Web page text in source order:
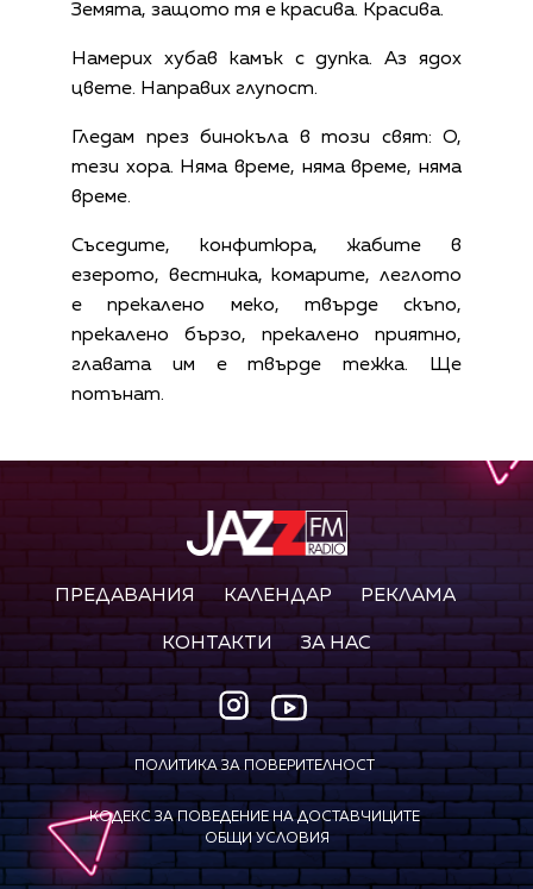
Земята, защото тя е красива. Красива.
Намерих хубав камък с дупка. Аз ядох
цвете. Направих глупост.
Гледам през бинокъла в този свят: О,
тези хора. Няма време, няма време, няма
време.
Съседите, конфитюра, жабите в
езерото, вестника, комарите, леглото
е прекалено меко, твърде скъпо,
прекалено бързо, прекалено приятно,
главата им е твърде тежка. Ще
потънат.
ПРЕДАВАНИЯ КАЛЕНДАР РЕКЛАМА
КОНТАКТИ ЗА НАС
ПОЛИТИКА ЗА ПОВЕРИТЕЛНОСТ
КОДЕКС ЗА ПОВЕДЕНИЕ НА ДОСТАВЧИЦИТЕ
ОБЩИ УСЛОВИЯ